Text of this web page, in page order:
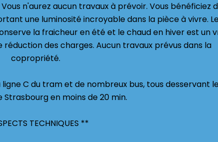
n'aurez aucun travaux à prévoir. Vous bénéficiez
une luminosité incroyable dans la pièce à vivre.
la fraicheur en été et le chaud en hiver est un
des charges. Aucun travaux prévus dans la
copropriété.
C du tram et de nombreux bus, tous desservant
en moins de 20 min.
TECHNIQUES **